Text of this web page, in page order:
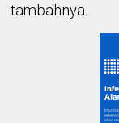
tambahnya.